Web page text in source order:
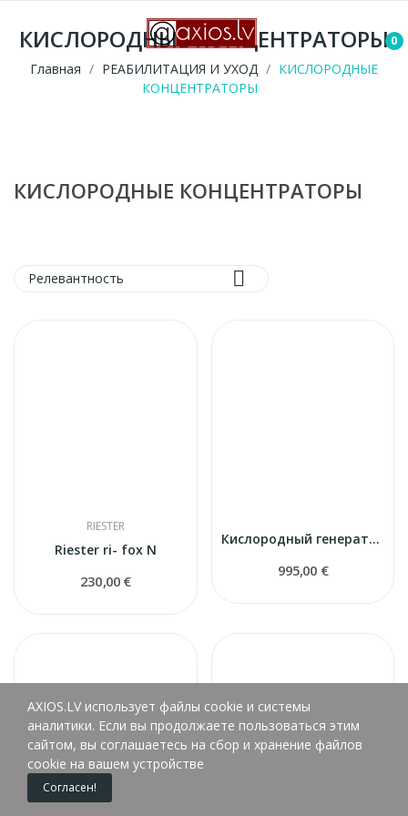
0
КИСЛОРОДНЫЕ КОНЦЕНТРАТОРЫ
Главная РЕАБИЛИТАЦИЯ И УХОД
КИСЛОРОДНЫЕ
КОНЦЕНТРАТОРЫ
КИСЛОРОДНЫЕ КОНЦЕНТРАТОРЫ
Релевантность 
RIESTER
Riester ri- fox N
230,00 €
Кислородный генератор TOKYO Mini
995,00 €
AXIOS.LV использует файлы cookie и системы
аналитики. Если вы продолжаете пользоваться этим
сайтом, вы соглашаетесь на сбор и хранение файлов
cookie на вашем устройстве
Согласен!